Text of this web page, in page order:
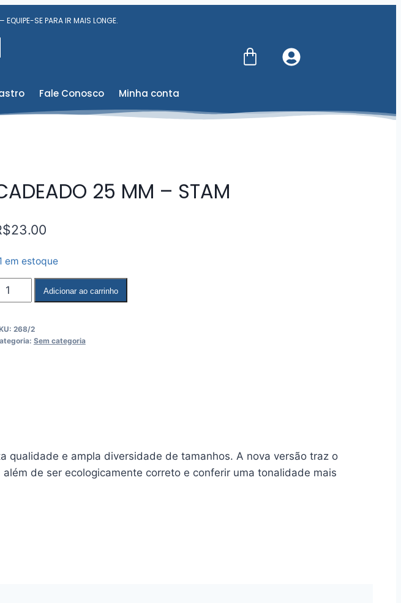
EQUIPE-SE PARA IR MAIS LONGE.
Fale Conosco Minha conta
25 MM – STAM
23.00
em estoque
Adicionar ao carrinho
268/2
Sem categoria
e ampla diversidade de tamanhos. A nova versão traz o
de ser ecologicamente correto e conferir uma tonalidade mais